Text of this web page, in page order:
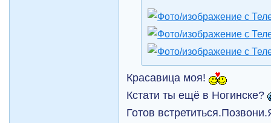
Красавица моя!
Кстати ты ещё в Ногинске?
Готов